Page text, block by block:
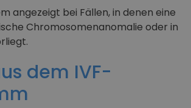
angezeigt bei Fällen, in denen eine
Chromosomenanomalie oder in
dem IVF-